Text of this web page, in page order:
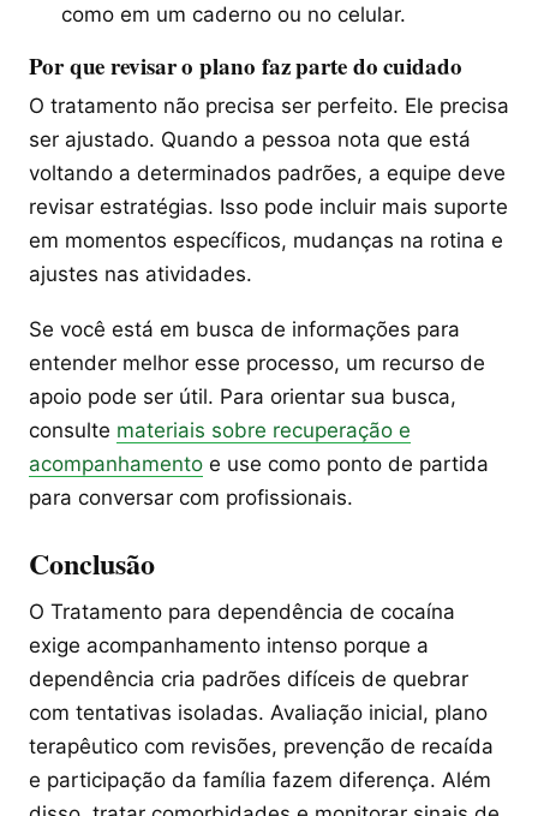
como em um caderno ou no celular.
Por que revisar o plano faz parte do cuidado
O tratamento não precisa ser perfeito. Ele precisa
ser ajustado. Quando a pessoa nota que está
voltando a determinados padrões, a equipe deve
revisar estratégias. Isso pode incluir mais suporte
em momentos específicos, mudanças na rotina e
ajustes nas atividades.
Se você está em busca de informações para
entender melhor esse processo, um recurso de
apoio pode ser útil. Para orientar sua busca,
consulte materiais sobre recuperação e
acompanhamento e use como ponto de partida
para conversar com profissionais.
Conclusão
O Tratamento para dependência de cocaína
exige acompanhamento intenso porque a
dependência cria padrões difíceis de quebrar
com tentativas isoladas. Avaliação inicial, plano
terapêutico com revisões, prevenção de recaída
e participação da família fazem diferença. Além